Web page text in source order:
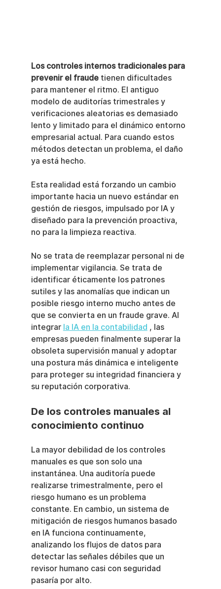
Los controles internos tradicionales para
prevenir el fraude tienen dificultades
para mantener el ritmo. El antiguo
modelo de auditorías trimestrales y
verificaciones aleatorias es demasiado
lento y limitado para el dinámico entorno
empresarial actual. Para cuando estos
métodos detectan un problema, el daño
ya está hecho.
Esta realidad está forzando un cambio
importante hacia un nuevo estándar en
gestión de riesgos, impulsado por IA y
diseñado para la prevención proactiva,
no para la limpieza reactiva.
No se trata de reemplazar personal ni de
implementar vigilancia. Se trata de
identificar éticamente los patrones
sutiles y las anomalías que indican un
posible riesgo interno mucho antes de
que se convierta en un fraude grave. Al
integrar la IA en la contabilidad , las
empresas pueden finalmente superar la
obsoleta supervisión manual y adoptar
una postura más dinámica e inteligente
para proteger su integridad financiera y
su reputación corporativa.
De los controles manuales al
conocimiento continuo
La mayor debilidad de los controles
manuales es que son solo una
instantánea. Una auditoría puede
realizarse trimestralmente, pero el
riesgo humano es un problema
constante. En cambio, un sistema de
mitigación de riesgos humanos basado
en IA funciona continuamente,
analizando los flujos de datos para
detectar las señales débiles que un
revisor humano casi con seguridad
pasaría por alto.